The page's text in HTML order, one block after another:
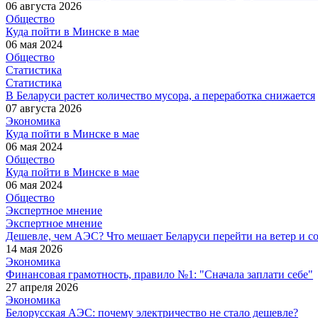
06 августа 2026
Общество
Куда пойти в Минске в мае
06 мая 2024
Общество
Статистика
Статистика
В Беларуси растет количество мусора, а переработка снижается
07 августа 2026
Экономика
Куда пойти в Минске в мае
06 мая 2024
Общество
Куда пойти в Минске в мае
06 мая 2024
Общество
Экспертное мнение
Экспертное мнение
Дешевле, чем АЭС? Что мешает Беларуси перейти на ветер и
14 мая 2026
Экономика
Финансовая грамотность, правило №1: "Сначала заплати себе"
27 апреля 2026
Экономика
Белорусская АЭС: почему электричество не стало дешевле?